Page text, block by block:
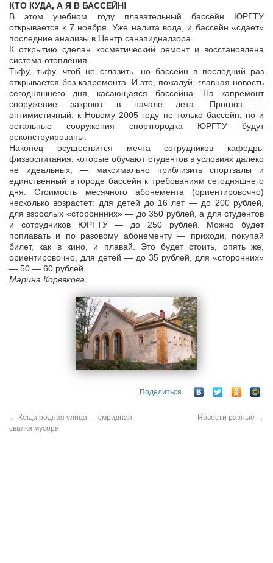
КТО КУДА, А Я В БАССЕЙН!
В этом учебном году плавательный бассейн ЮРГТУ
открывается к 7 ноября. Уже налита вода, и бассейн «сдает»
последние анализы в Центр санэпиднадзора.
К открытию сделан косметический ремонт и восстановлена
система отопления.
Тьфу, тьфу, чтоб не сглазить, но бассейн в последний раз
открывается без капремонта. И это, пожалуй, главная новость
сегодняшнего дня, касающаяся бассейна. На капремонт
сооружение закроют в начале лета. Прогноз —
оптимистичный: к Новому 2005 году не только бассейн, но и
остальные сооружения спортгородка ЮРГТУ будут
реконструированы.
Наконец осуществится мечта сотрудников кафедры
физвоспитания, которые обучают студентов в условиях далеко
не идеальных, — максимально приблизить спортзалы и
единственный в городе бассейн к требованиям сегодняшнего
дня. Стоимость месячного абонемента (ориентировочно)
несколько возрастет: для детей до 16 лет — до 200 рублей,
для взрослых «стороннних» — до 350 рублей, а для студентов
и сотрудников ЮРГТУ — до 250 рублей. Можно будет
поплавать и по разовому абонементу — приходи, покупай
билет, как в кино, и плавай. Это будет стоить, опять же,
ориентировочно, для детей — до 35 рублей, для «сторонних»
— 50 — 60 рублей.
Марина Корвякова.
Поделиться
← Когда родная улица — смрадная
свалка мусора
Новости разные →